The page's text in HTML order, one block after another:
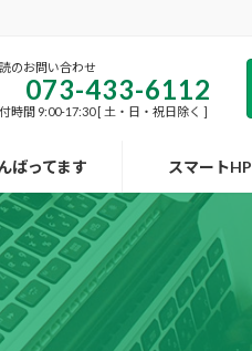
のお問い合わせ
073-433-6112
時間 9:00-17:30 [ 土・日・祝日除く ]
ばってます スマートHP